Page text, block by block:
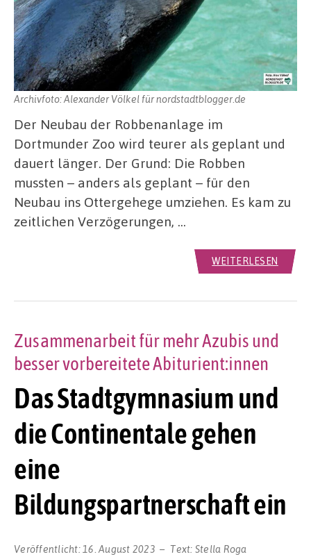
Archivfoto: Alexander Völkel für nordstadtblogger.de
Der Neubau der Robbenanlage im
Dortmunder Zoo wird teurer als geplant und
dauert länger. Der Grund: Die Robben
mussten – anders als geplant – für den
Neubau ins Ottergehege umziehen. Es kam zu
zeitlichen Verzögerungen, …
WEITERLESEN
Das Stadtgymnasium und
die Continentale gehen
eine
Bildungspartnerschaft ein
Zusammenarbeit für mehr Azubis und
besser vorbereitete Abiturient:innen
Veröffentlicht: 16. August 2023 Text: Stella Roga